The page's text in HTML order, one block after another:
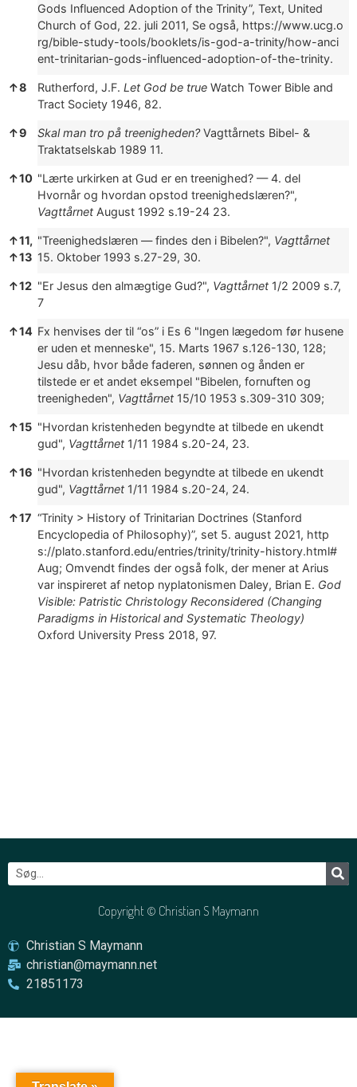
Gods Influenced Adoption of the Trinity”, Text, United
Church of God, 22. juli 2011, Se også, https://www.ucg.o
rg/bible-study-tools/booklets/is-god-a-trinity/how-anci
ent-trinitarian-gods-influenced-adoption-of-the-trinity.
↑8 Rutherford, J.F. Let God be true Watch Tower Bible and
Tract Society 1946, 82.
↑9 Skal man tro på treenigheden?Vagttårnets Bibel- &
Traktatselskab 1989 11.
↑10 "Lærte urkirken at Gud er en treenighed? — 4. del
Hvornår og hvordan opstod treenighedslæren?",
Vagttårnet August 1992 s.19-24 23.
↑11,
↑13
"Treenighedslæren — findes den i Bibelen?", Vagttårnet
15. Oktober 1993 s.27-29, 30.
↑12 "Er Jesus den almægtige Gud?", Vagttårnet 1/2 2009 s.7,
7
↑14 Fx henvises der til “os” i Es 6 "Ingen lægedom før husene
er uden et menneske", 15. Marts 1967 s.126-130, 128;
Jesu dåb, hvor både faderen, sønnen og ånden er
tilstede er et andet eksempel "Bibelen, fornuften og
treenigheden", Vagttårnet 15/10 1953 s.309-310 309;
↑15 "Hvordan kristenheden begyndte at tilbede en ukendt
gud", Vagttårnet 1/11 1984 s.20-24, 23.
↑16 "Hvordan kristenheden begyndte at tilbede en ukendt
gud", Vagttårnet 1/11 1984 s.20-24, 24.
↑17 “Trinity > History of Trinitarian Doctrines (Stanford
Encyclopedia of Philosophy)”, set 5. august 2021, http
s://plato.stanford.edu/entries/trinity/trinity-history.html#
Aug; Omvendt findes der også folk, der mener at Arius
var inspireret af netop nyplatonismen Daley, Brian E. God
Visible: Patristic Christology Reconsidered (Changing
Paradigms in Historical and Systematic Theology)
Oxford University Press 2018, 97.
Christian S Maymann
christian@maymann.net
21851173
Copyright © Christian S Maymann